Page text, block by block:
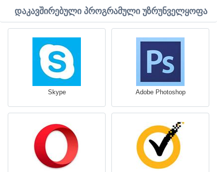
დაკავშირებული პროგრამული უზრუნველყოფა
Skype Adobe Photoshop